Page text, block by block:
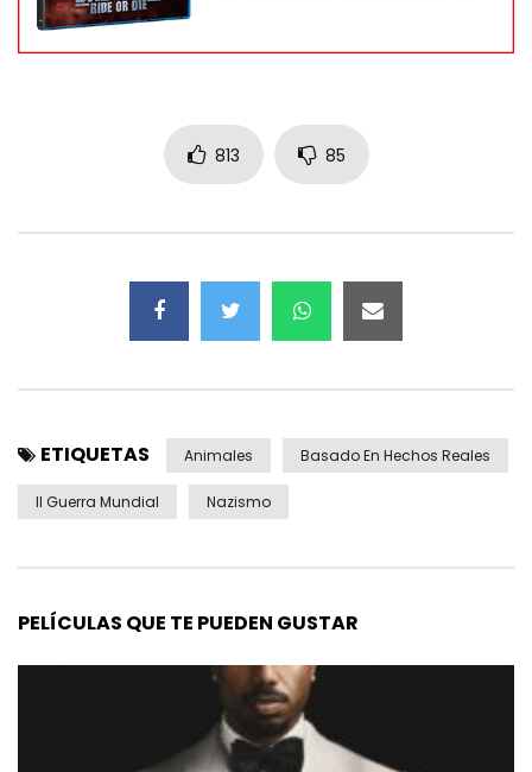
813 85
ETIQUETAS Animales Basado En Hechos Reales
II Guerra Mundial Nazismo
PELÍCULAS QUE TE PUEDEN GUSTAR